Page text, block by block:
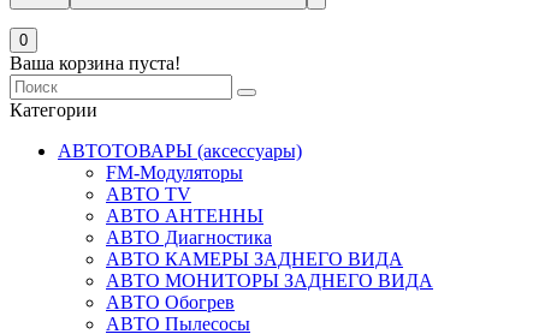
0
Ваша корзина пуста!
Категории
АВТОТОВАРЫ (аксессуары)
FM-Модуляторы
АВТО TV
АВТО АНТЕННЫ
АВТО Диагностика
АВТО КАМЕРЫ ЗАДНЕГО ВИДА
АВТО МОНИТОРЫ ЗАДНЕГО ВИДА
АВТО Обогрев
АВТО Пылесосы